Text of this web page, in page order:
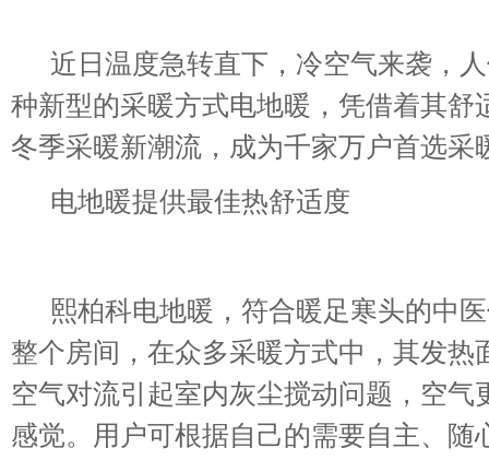
近日温度急转直下，冷空气来袭，
种新型的采暖方式电地暖，凭借着其
冬季采暖新潮流，成为千家万户首选采
电地暖提供最佳热舒适度
熙柏科电地暖，符合暖足寒头的中
整个房间，在众多采暖方式中，其发
空气对流引起室内灰尘搅动问题，空
感觉。用户可根据自己的需要自主、